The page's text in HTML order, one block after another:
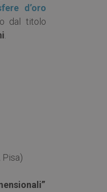
d’oro
dal titolo
Pisa)